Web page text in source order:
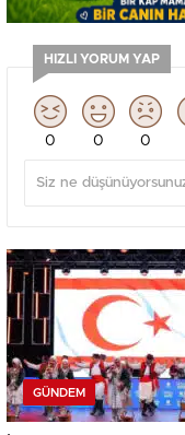
HIZLI YORUM YAP
0 0 0
GÜNDEM